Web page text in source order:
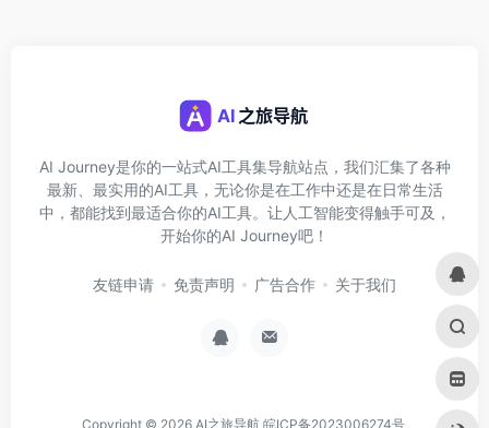
AI Journey是你的一站式AI工具集导航站点，我们汇集了各种
最新、最实用的AI工具，无论你是在工作中还是在日常生活
中，都能找到最适合你的AI工具。让人工智能变得触手可及，
开始你的AI Journey吧！
友链申请 免责声明 广告合作 关于我们
Copyright © 2026 AI之旅导航 皖ICP备2023006274号